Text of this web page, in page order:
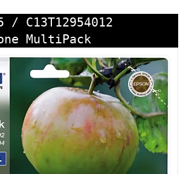
/ C13T12954012
MultiPack